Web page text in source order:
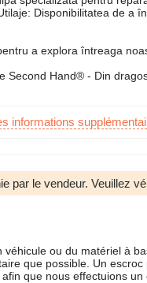
Disponibilitatea de a
a explora întreaga
Second Hand® - Din
informations
par le vendeur. Veuillez
véhicule ou du matériel à
que possible. Un
que nous effectuions un